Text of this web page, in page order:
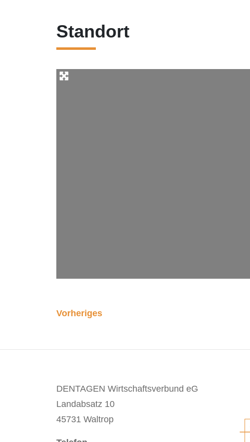
Standort
Vorheriges
DENTAGEN Wirtschaftsverbund eG
Landabsatz 10
45731 Waltrop